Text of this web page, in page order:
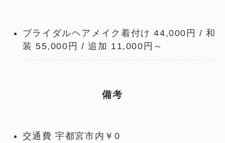
ブライダルヘアメイク着付け 44,000円 / 和
装 55,000円 / 追加 11,000円～
備考
交通費 宇都宮市内￥0